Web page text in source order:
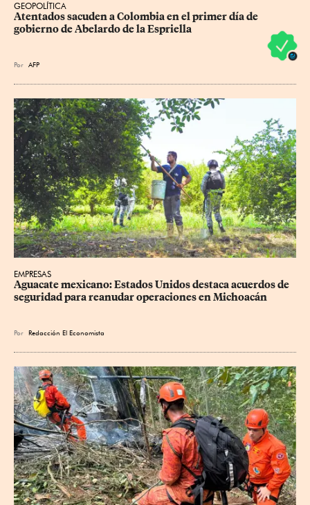
GEOPOLÍTICA
Atentados sacuden a Colombia en el primer día de
gobierno de Abelardo de la Espriella
Por AFP
EMPRESAS
Aguacate mexicano: Estados Unidos destaca acuerdos de
seguridad para reanudar operaciones en Michoacán
Por Redacción El Economista